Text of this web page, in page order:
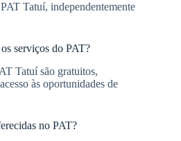
Tatuí, independentemente
serviços do PAT?
Tatuí são gratuitos,
às oportunidades de
no PAT?